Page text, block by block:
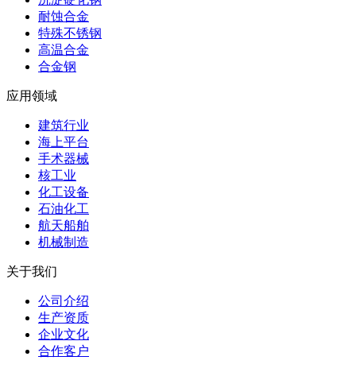
耐蚀合金
特殊不锈钢
高温合金
合金钢
应用领域
建筑行业
海上平台
手术器械
核工业
化工设备
石油化工
航天船舶
机械制造
关于我们
公司介绍
生产资质
企业文化
合作客户